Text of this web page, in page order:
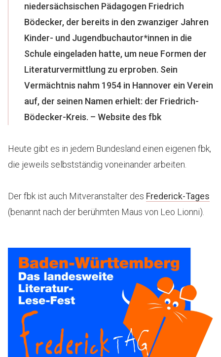
niedersächsischen Pädagogen Friedrich
Bödecker, der bereits in den zwanziger Jahren
Kinder- und Jugendbuchautor*innen in die
Schule eingeladen hatte, um neue Formen der
Literaturvermittlung zu erproben. Sein
Vermächtnis nahm 1954 in Hannover ein Verein
auf, der seinen Namen erhielt: der Friedrich-
Bödecker-Kreis. – Website des fbk
Heute gibt es in jedem Bundesland einen eigenen fbk,
die jeweils selbstständig voneinander arbeiten.
Der fbk ist auch Mitveranstalter des Frederick-Tages
(benannt nach der berühmten Maus von Leo Lionni).